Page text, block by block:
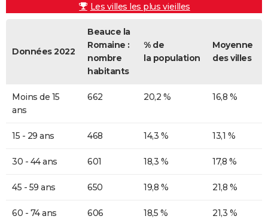
Les villes les plus vieilles
Données 2022
Beauce la
Romaine :
nombre
habitants
% de
la population
Moyenne
des villes
Moins de 15
ans
662 20,2 % 16,8 %
15 - 29 ans 468 14,3 % 13,1 %
30 - 44 ans 601 18,3 % 17,8 %
45 - 59 ans 650 19,8 % 21,8 %
60 - 74 ans 606 18,5 % 21,3 %